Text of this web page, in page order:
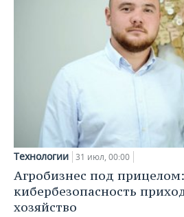
Технологии 31 июл, 00:00
Агробизнес под
кибербезопасность
хозяйство